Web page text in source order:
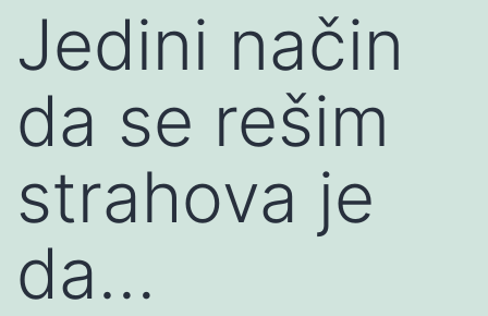
Jedini način
da se rešim
strahova je
da…